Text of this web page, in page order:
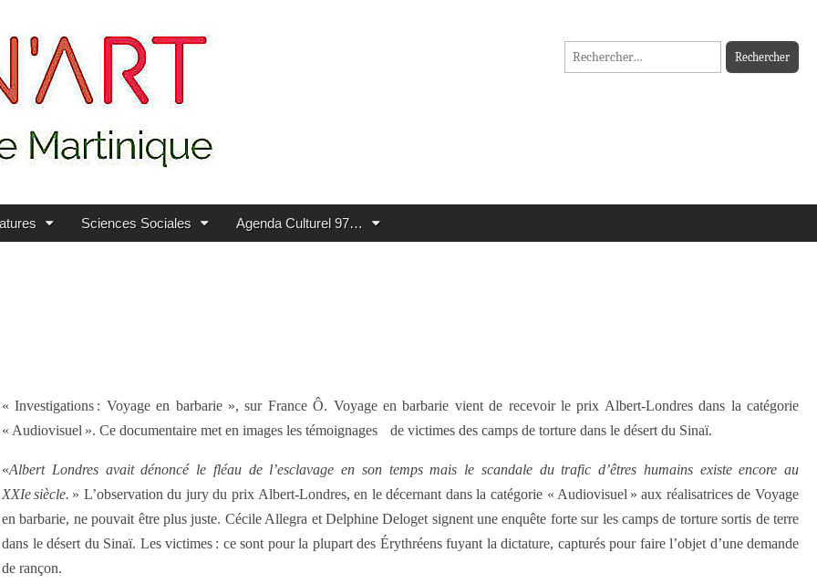
Rechercher :
Sciences Sociales Agenda Culturel 97…
« Investigations : Voyage en barbarie », sur France Ô. Voyage en barbarie vient de recevoir le prix Albert-Londres dans la catégorie
« Audiovisuel ». Ce documentaire met en images les témoignages de victimes des camps de torture dans le désert du Sinaï.
«Albert Londres avait dénoncé le fléau de l’esclavage en son temps mais le scandale du trafic d’êtres humains existe encore au
XXIe siècle. » L’observation du jury du prix Albert-Londres, en le décernant dans la catégorie « Audiovisuel » aux réalisatrices de Voyage
en barbarie, ne pouvait être plus juste. Cécile Allegra et Delphine Deloget signent une enquête forte sur les camps de torture sortis de terre
dans le désert du Sinaï. Les victimes : ce sont pour la plupart des Érythréens fuyant la dictature, capturés pour faire l’objet d’une demande
de rançon.